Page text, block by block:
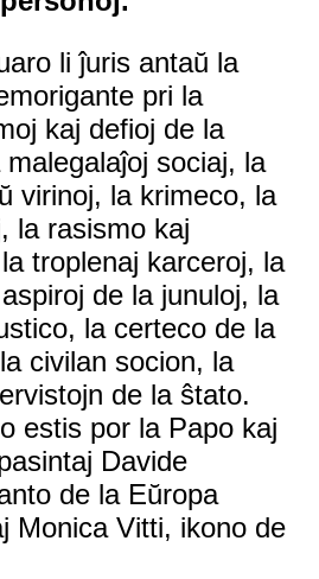
li ĵuris antaŭ la
pri la
kaj defioj de la
sociaj, la
virinoj, la krimeco, la
la rasismo kaj
troplenaj karceroj, la
de la junuloj, la
la certeco de la
civilan socion, la
de la ŝtato.
estis por la Papo kaj
Davide
de la Eŭropa
Monica Vitti, ikono de